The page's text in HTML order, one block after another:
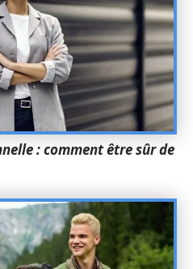
: comment être sûr de